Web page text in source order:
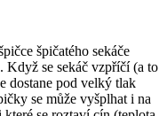
špičatého sekáče
Když se sekáč vzpříčí (a to
dostane pod velký tlak
se může vyšplhat i na